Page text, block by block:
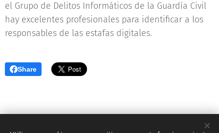
el Grupo de Delitos Informáticos de la Guardía Civil
hay excelentes profesionales para identificar a los
responsables de las estafas digitales.
Share